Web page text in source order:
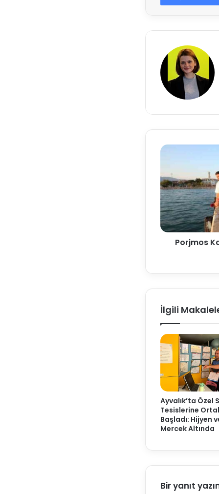
Porjmos
İlgili
Ayvalık’ta Özel
Tesislerine
Başladı: Hijyen
Mercek Altında
Bir yanıt